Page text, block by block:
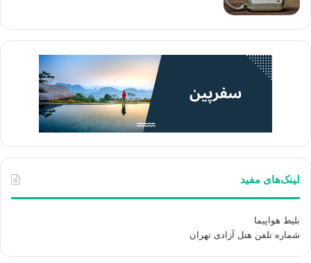
لینک‌های مفید
بلیط هواپیما
شماره تلفن هتل آزادی تهران